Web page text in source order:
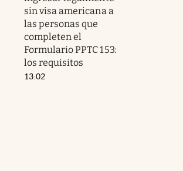
sin visa americana a
las personas que
completen el
Formulario PPTC 153:
los requisitos
13:02